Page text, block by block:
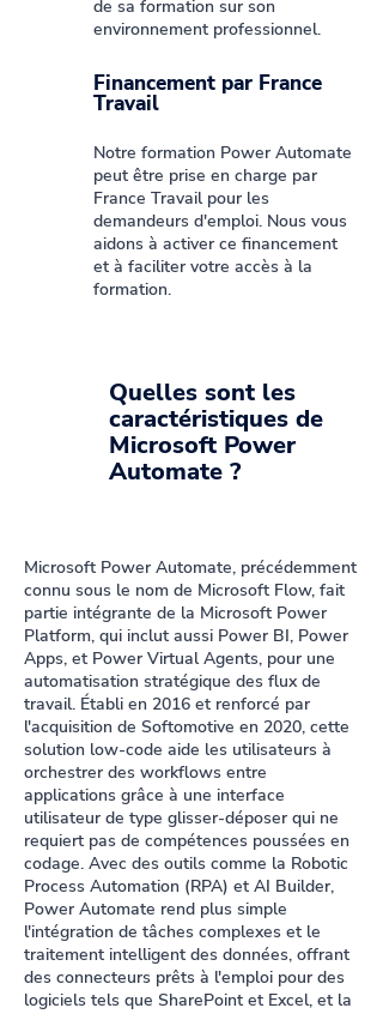
de sa formation sur son
environnement professionnel.
Financement par France
Travail
Notre formation Power Automate
peut être prise en charge par
France Travail pour les
demandeurs d'emploi. Nous vous
aidons à activer ce financement
et à faciliter votre accès à la
formation.
Quelles sont les
caractéristiques de
Microsoft Power
Automate ?
Microsoft Power Automate, précédemment
connu sous le nom de Microsoft Flow, fait
partie intégrante de la Microsoft Power
Platform, qui inclut aussi Power BI, Power
Apps, et Power Virtual Agents, pour une
automatisation stratégique des flux de
travail. Établi en 2016 et renforcé par
l'acquisition de Softomotive en 2020, cette
solution low-code aide les utilisateurs à
orchestrer des workflows entre
applications grâce à une interface
utilisateur de type glisser-déposer qui ne
requiert pas de compétences poussées en
codage. Avec des outils comme la Robotic
Process Automation (RPA) et AI Builder,
Power Automate rend plus simple
l'intégration de tâches complexes et le
traitement intelligent des données, offrant
des connecteurs prêts à l'emploi pour des
logiciels tels que SharePoint et Excel, et la